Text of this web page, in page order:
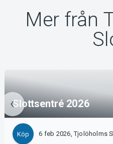
Mer från
Slottsentré 2026
Köp 6 feb 2026, Tjolöholms